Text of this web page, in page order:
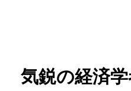
気鋭の経済